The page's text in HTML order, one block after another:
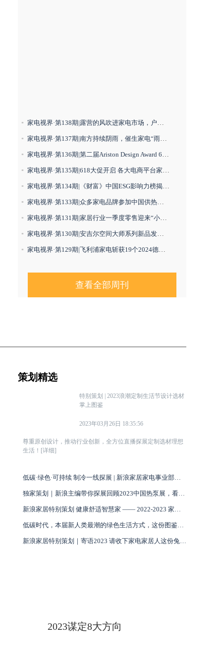
家电视界·第138期|露营的风吹进家电市场，户外电器将成为增长新动力等8条
家电视界·第137期|南方持续阴雨，催生家电“雨天经济”等8条
家电视界·第136期|第二届Ariston Design Award 6月全球启动等8条
家电视界·第135期|618大促开启 各大电商平台家电品类销售火热！等8条
家电视界·第134期|《财富》中国ESG影响力榜揭晓，多家家电企业上榜等8条
家电视界·第133期|众多家电品牌参加中国供热展会，提供绿色节能解决方案等8条
家电视界·第131期|家居行业一季度零售迎来“小阳春”等8条
家电视界·第130期|安吉尔空间大师系列新品发布会圆满举办等8条
家电视界·第129期|飞利浦家电斩获19个2024德国iF设计大奖​等8条
查看全部周刊
策划精选
特别策划 | 2023浪潮定制生活节设计选材
掌上图鉴
2023年03月26日 18:35:56
尊重原创设计，推动行业创新，全方位直播探展定制选材理想
生活！[详细]
低碳·绿色·可持续 制冷一线探展 | 新浪家居家电事业部特别策划
独家策划｜新浪主编带你探展回顾2023中国热泵展，看空气能盛宴寻最新采暖解决方案！
新浪家居特别策划 健康舒适智慧家 —— 2022-2023 家居好物年鉴
低碳时代，本届新人类最潮的绿色生活方式，这份图鉴给你答案！
新浪家居特别策划｜寄语2023 请收下家电家居人这份兔年新春大拜年
2023谋定8大方向